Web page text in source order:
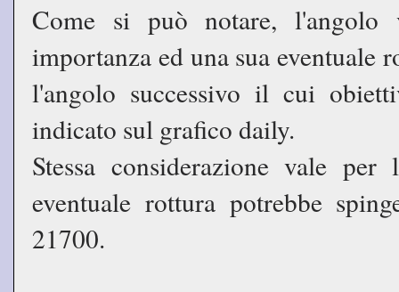
Come si può notare,
importanza ed una sua eventuale
l'angolo successivo il cui
indicato sul grafico daily.
Stessa considerazione vale
eventuale rottura potrebbe
21700.